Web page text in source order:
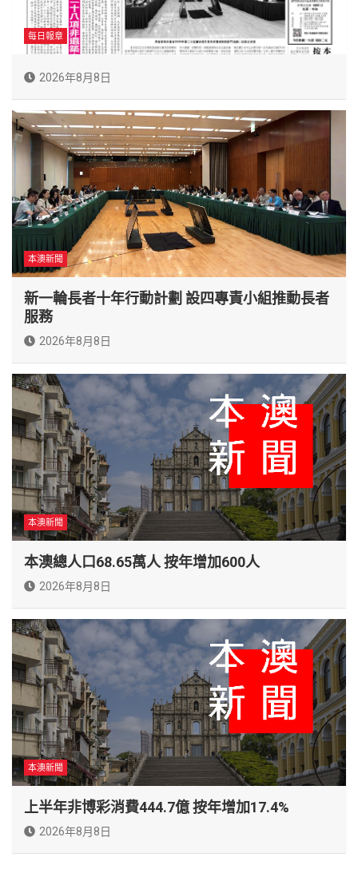
每日報章
2026年8月8日
本澳新聞
新一輪長者十年行動計劃 設四專責小組推動長者
服務
2026年8月8日
本澳新聞
本澳總人口68.65萬人 按年增加600人
2026年8月8日
本澳新聞
上半年非博彩消費444.7億 按年增加17.4%
2026年8月8日